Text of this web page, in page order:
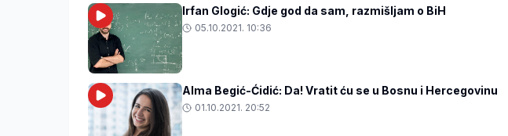
Irfan Glogić: Gdje god da sam, razmišljam o BiH
05.10.2021. 10:36
Alma Begić-Ćidić: Da! Vratit ću se u Bosnu i Hercegovinu
01.10.2021. 20:52